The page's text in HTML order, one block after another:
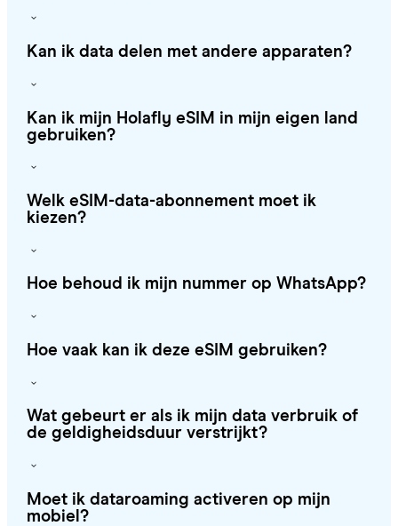
Kan ik data delen met andere apparaten?
Kan ik mijn Holafly eSIM in mijn eigen land
gebruiken?
Welk eSIM-data-abonnement moet ik
kiezen?
Hoe behoud ik mijn nummer op WhatsApp?
Hoe vaak kan ik deze eSIM gebruiken?
Wat gebeurt er als ik mijn data verbruik of
de geldigheidsduur verstrijkt?
Moet ik dataroaming activeren op mijn
mobiel?